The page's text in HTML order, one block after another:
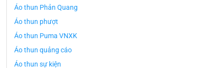
Áo thun Phản Quang
Áo thun phượt
Áo thun Puma VNXK
Áo thun quảng cáo
Áo thun sự kiện